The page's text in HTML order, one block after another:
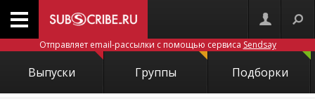
Отправляет email-рассылки с помощью сервиса Sendsay
Выпуски Группы Подборки